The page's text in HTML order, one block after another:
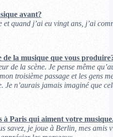
avant?
et quand j’ai eu vingt ans, j’ai
la musique que vous
de la scène. Je pense même
troisième passage et les gens
Je n’aurais jamais imaginé que
à Paris qui aiment votre
savez, je joue à Berlin, mes